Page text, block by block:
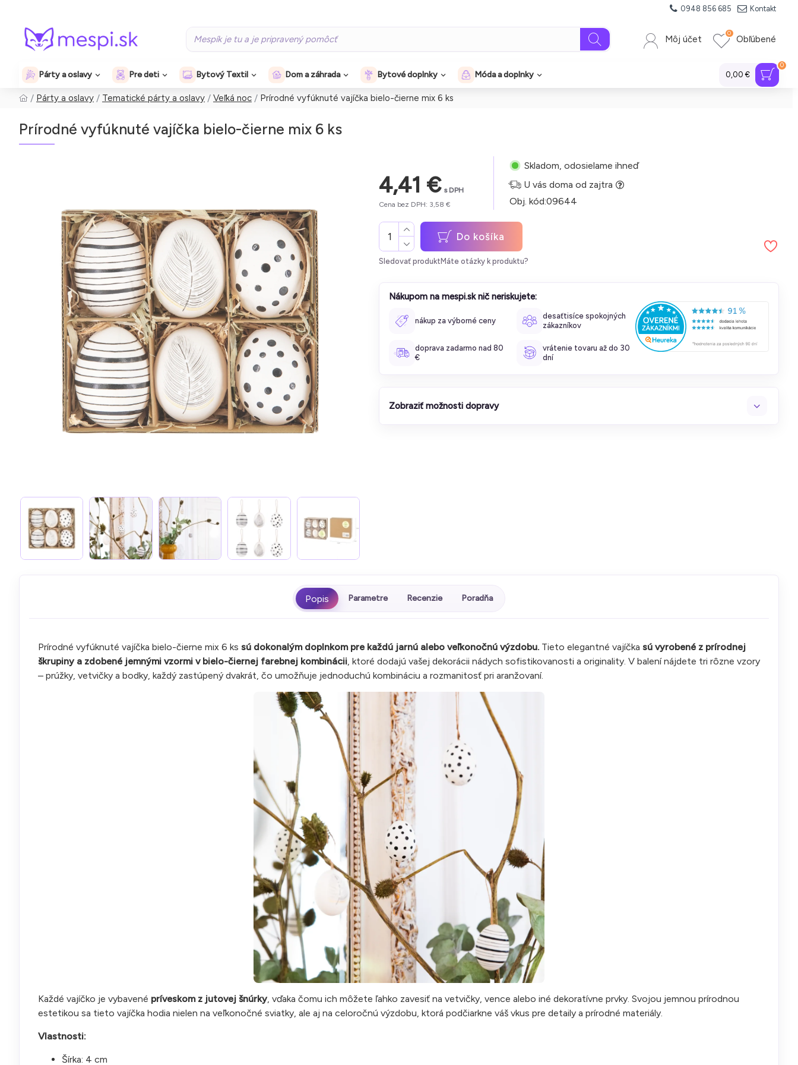
0948 856 685 Kontakt
Môj účet Obľúbené
0
Párty a oslavy Pre deti Bytový Textil Dom a záhrada Bytové doplnky Móda a doplnky 0,00 €
0
Párty a oslavy Tematické párty a oslavy Veľká noc Prírodné vyfúknuté vajíčka bielo-čierne mix 6 ks
Prírodné vyfúknuté vajíčka bielo-čierne mix 6 ks
4,41 € s DPH
Cena bez DPH: 3,58 €
Skladom, odosielame ihneď
U vás doma od zajtra
Obj. kód:09644
Do košíka
Sledovať produkt Máte otázky k produktu?
Nákupom na mespi.sk nič neriskujete:
nákup za výborné ceny
desaťtisíce spokojných
zákazníkov
doprava zadarmo nad 80
€
vrátenie tovaru až do 30
dní
Zobraziť možnosti dopravy
Parametre Recenzie Poradňa
Prírodné vyfúknuté vajíčka bielo-čierne mix 6 ks sú dokonalým doplnkom pre každú jarnú alebo veľkonočnú výzdobu. Tieto elegantné vajíčka sú vyrobené z prírodnej
škrupiny a zdobené jemnými vzormi v bielo-čiernej farebnej kombinácii, ktoré dodajú vašej dekorácii nádych sofistikovanosti a originality. V balení nájdete tri rôzne vzory
– prúžky, vetvičky a bodky, každý zastúpený dvakrát, čo umožňuje jednoduchú kombináciu a rozmanitosť pri aranžovaní.
Každé vajíčko je vybavené príveskom z jutovej šnúrky, vďaka čomu ich môžete ľahko zavesiť na vetvičky, vence alebo iné dekoratívne prvky. Svojou jemnou prírodnou
estetikou sa tieto vajíčka hodia nielen na veľkonočné sviatky, ale aj na celoročnú výzdobu, ktorá podčiarkne váš vkus pre detaily a prírodné materiály.
Vlastnosti:
Šírka: 4 cm